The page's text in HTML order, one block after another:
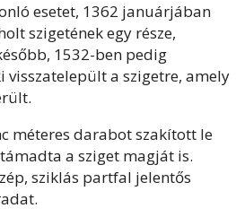
esetet, 1362 januárjában
szigetének egy része,
1532-ben pedig
a szigetre, amely
méteres darabot szakított le
a sziget magját is.
sziklás partfal jelentős